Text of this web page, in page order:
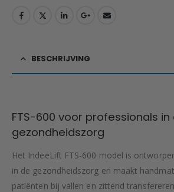
BESCHRIJVING
FTS-600 voor professionals in
gezondheidszorg
Het IndeeLift FTS-600 model is
in de gezondheidszorg en maakt
patiënten bij vallen en zittend